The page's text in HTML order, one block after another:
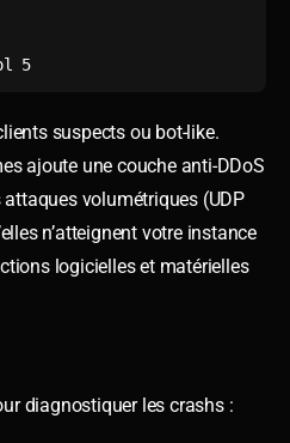
5
suspects ou bot-like.
ajoute une couche anti-DDoS
volumétriques (UDP
n’atteignent votre instance
logicielles et matérielles
diagnostiquer les crashs :